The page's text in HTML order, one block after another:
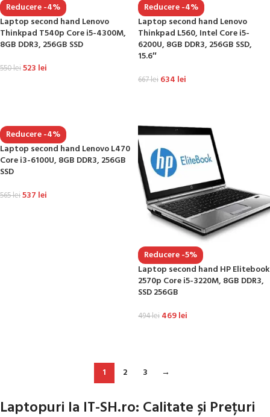
Reducere -4%
Laptop second hand Lenovo
Thinkpad T540p Core i5-4300M,
8GB DDR3, 256GB SSD
550lei523 lei
Reducere -4%
Laptop second hand Lenovo
Thinkpad L560, Intel Core i5-
6200U, 8GB DDR3, 256GB SSD,
15.6″
667lei 634 lei
Reducere -4%
Laptop second hand Lenovo L470
Core i3-6100U, 8GB DDR3, 256GB
SSD
565lei537 lei
Reducere -5%
Laptop second hand HP Elitebook
2570p Core i5-3220M, 8GB DDR3,
SSD 256GB
494lei 469lei
1 2 3 →
Laptopuri la IT-SH.ro: Calitate și Prețuri